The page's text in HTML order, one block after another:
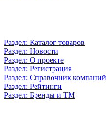
Раздел: Каталог товаров
Раздел: Новости
Раздел: О проекте
Раздел: Регистрация
Раздел: Справочник компаний
Раздел: Рейтинги
Раздел: Бренды и ТМ